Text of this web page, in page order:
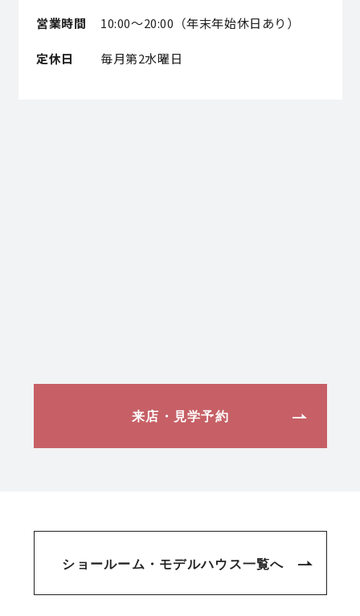
営業時間 10:00～20:00（年末年始休日あり）
定休日 毎月第2水曜日
来店・見学予約
ショールーム・モデルハウス一覧へ